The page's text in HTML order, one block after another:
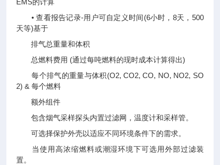
EMS的计算
• 查看报告记录-用户可自定义时间(6小时，8天，500
天等)基于
排气总重量和体积
总燃料费用 (通过每吨燃料的现时成本计算得出)
每个排气的重量与体积(O2, CO2, CO, NO, NO2, SO
2) & 每个燃料
额外组件
包含烟气采样探头内置过滤网，温度计和采样管。
可选择保护外壳以适应不同环境条件下的需求。
当使用高浓缩燃料或潮湿环境下可选用外部过滤装
置。